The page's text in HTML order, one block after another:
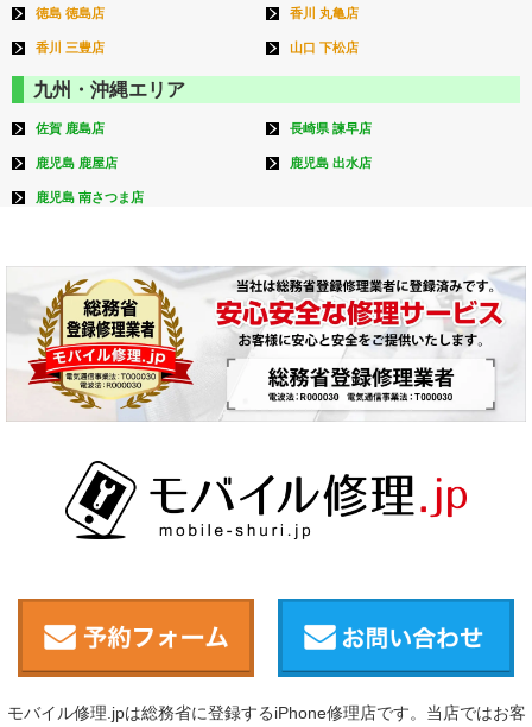
徳島 徳島店 香川 丸亀店
香川 三豊店 山口 下松店
九州・沖縄エリア
佐賀 鹿島店 長崎県 諫早店
鹿児島 鹿屋店 鹿児島 出水店
鹿児島 南さつま店
モバイル修理.jpは総務省に登録するiPhone修理店です。当店ではお客